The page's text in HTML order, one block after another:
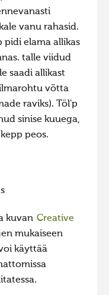
vanu rahasid.
pidi elama allikas
talle viidud
saadi allikast
võtta
raviks). Töl'p
sinise kuuega,
peos.
kuvan Creative
mukaiseen
käyttää